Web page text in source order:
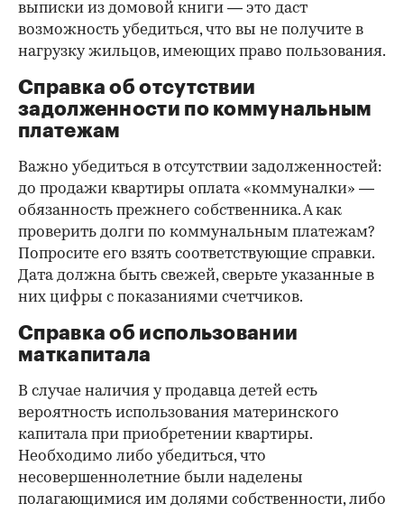
выписки из домовой книги — это даст
возможность убедиться, что вы не получите в
нагрузку жильцов, имеющих право пользования.
Справка об отсутствии
задолженности по коммунальным
платежам
Важно убедиться в отсутствии задолженностей:
до продажи квартиры оплата «коммуналки» —
обязанность прежнего собственника. А как
проверить долги по коммунальным платежам?
Попросите его взять соответствующие справки.
Дата должна быть свежей, сверьте указанные в
них цифры с показаниями счетчиков.
Справка об использовании
маткапитала
В случае наличия у продавца детей есть
вероятность использования материнского
капитала при приобретении квартиры.
Необходимо либо убедиться, что
несовершеннолетние были наделены
полагающимися им долями собственности, либо